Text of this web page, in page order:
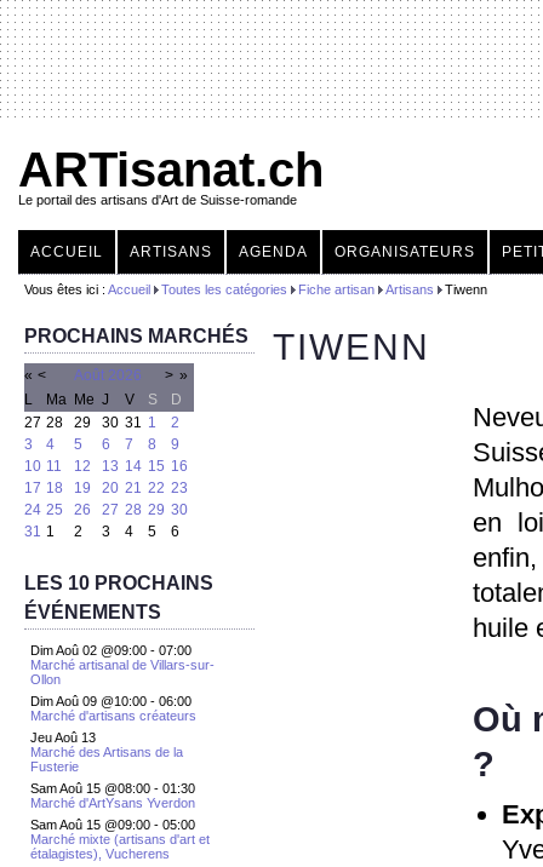
ARTisanat.ch
Le portail des artisans d'Art de Suisse-romande
ACCUEIL ARTISANS AGENDA ORGANISATEURS
Vous êtes ici : Accueil Toutes les catégories Fiche artisan Artisans Tiwenn
PROCHAINS MARCHÉS
« < Août 2026 > »
L
Ma Me J V S
D
27 28 29 30 31 1
2
3
4 5 6 7 8
9
10 11 12 13 14 15 16
17 18 19 20 21 22 23
24 25 26 27 28 29 30
31 1 2 3 4 5 6
LES 10 PROCHAINS
ÉVÉNEMENTS
Dim Aoû 02 @09:00 - 07:00
Marché artisanal de Villars-sur-
Ollon
Dim Aoû 09 @10:00 - 06:00
Marché d'artisans créateurs
Jeu Aoû 13
Marché des Artisans de la
Fusterie
Sam Aoû 15 @08:00 - 01:30
Marché d'ArtYsans Yverdon
Sam Aoû 15 @09:00 - 05:00
Marché mixte (artisans d'art et
étalagistes), Vucherens
TIWENN
en
huile
Où
?